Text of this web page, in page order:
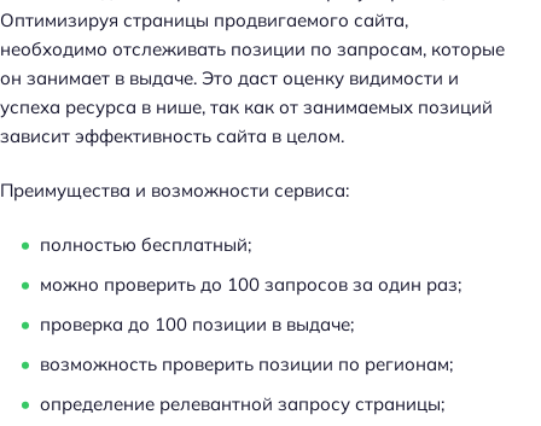
Оптимизируя страницы продвигаемого сайта,
необходимо отслеживать позиции по запросам, которые
он занимает в выдаче. Это даст оценку видимости и
успеха ресурса в нише, так как от занимаемых позиций
зависит эффективность сайта в целом.
Преимущества и возможности сервиса:
полностью бесплатный;
можно проверить до 100 запросов за один раз;
проверка до 100 позиции в выдаче;
возможность проверить позиции по регионам;
определение релевантной запросу страницы;